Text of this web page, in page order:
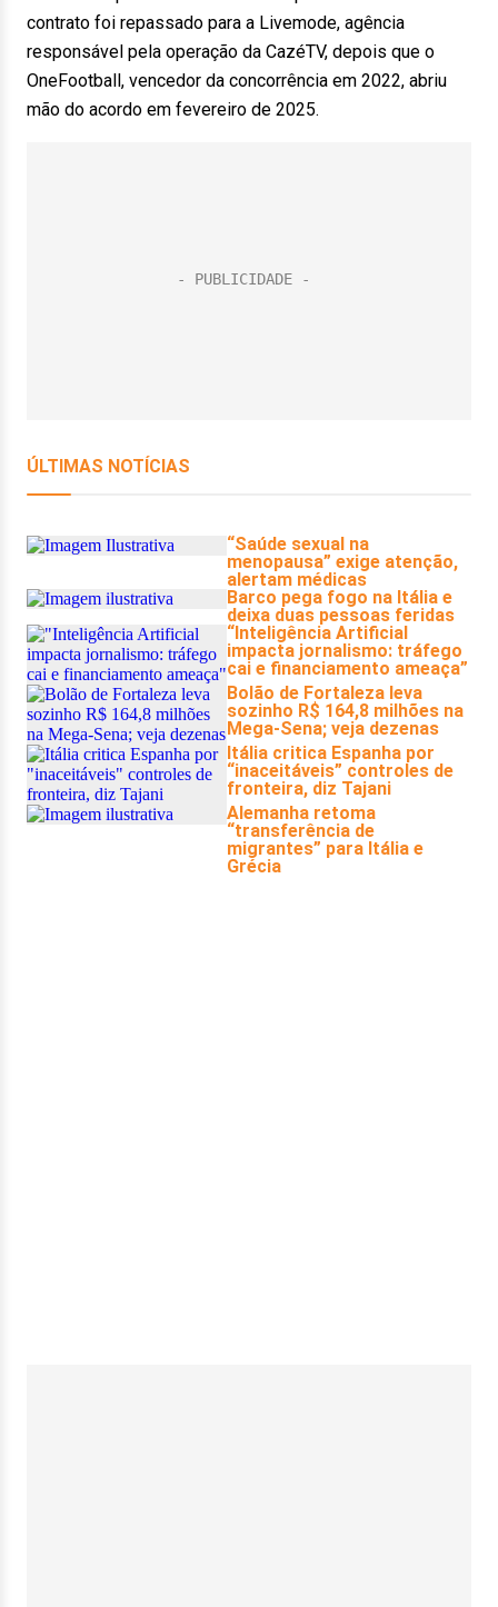
contrato foi repassado para a Livemode, agência
responsável pela operação da CazéTV, depois que o
OneFootball, vencedor da concorrência em 2022, abriu
mão do acordo em fevereiro de 2025.